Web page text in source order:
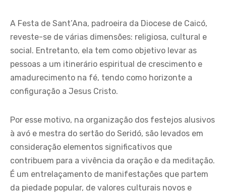
A Festa de Sant’Ana, padroeira da Diocese de Caicó,
reveste-se de várias dimensões: religiosa, cultural e
social. Entretanto, ela tem como objetivo levar as
pessoas a um itinerário espiritual de crescimento e
amadurecimento na fé, tendo como horizonte a
configuração a Jesus Cristo.
Por esse motivo, na organização dos festejos alusivos
à avó e mestra do sertão do Seridó, são levados em
consideração elementos significativos que
contribuem para a vivência da oração e da meditação.
É um entrelaçamento de manifestações que partem
da piedade popular, de valores culturais novos e